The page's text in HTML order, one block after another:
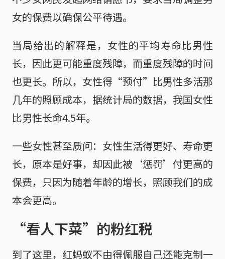
女的保费以确保公平待遇。
当局给出的解释是，女性的平均寿命比男性
长，因此更可能重度残障，而重度残障的时间
也更长。所以，女性得“预付”比男性多活那
几年的照顾成本，据统计局的数据，我国女性
比男性长命4.5年。
一些女性甚至质问：女性生活得更好、寿命更
长，原本是好事，却因此被‘惩罚’付更高的
保费，只因为随着年龄的增长，照顾我们的成
本会更高。
“看人下菜”的粉红税
到了这里，红蚂蚁不由得佩服自己还能克制一